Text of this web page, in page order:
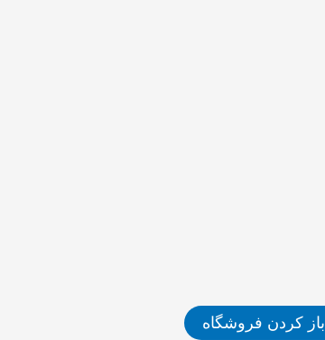
باز کردن فروشگاه